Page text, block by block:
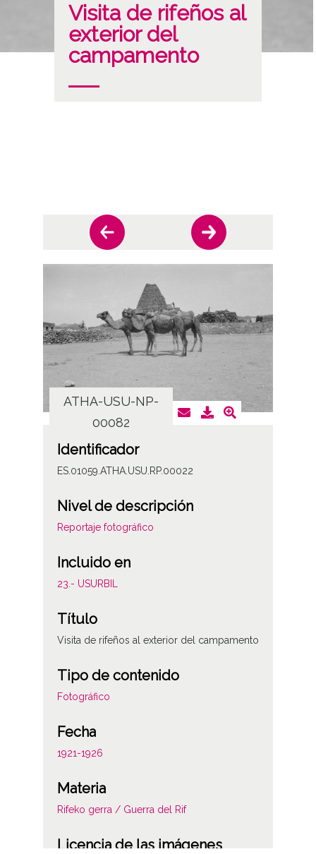
Visita de rifeños al
exterior del
campamento
ATHA-USU-NP-
00082
Identificador
ES.01059.ATHA.USU.RP.00022
Nivel de descripción
Reportaje fotográfico
Incluido en
23.- USURBIL
Título
Visita de rifeños al exterior del campamento
Tipo de contenido
Fotográfico
Fecha
1921-1926
Materia
Rifeko gerra / Guerra del Rif
Licencia de las imágenes